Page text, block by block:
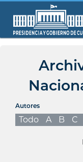
Autores
Todo A B C